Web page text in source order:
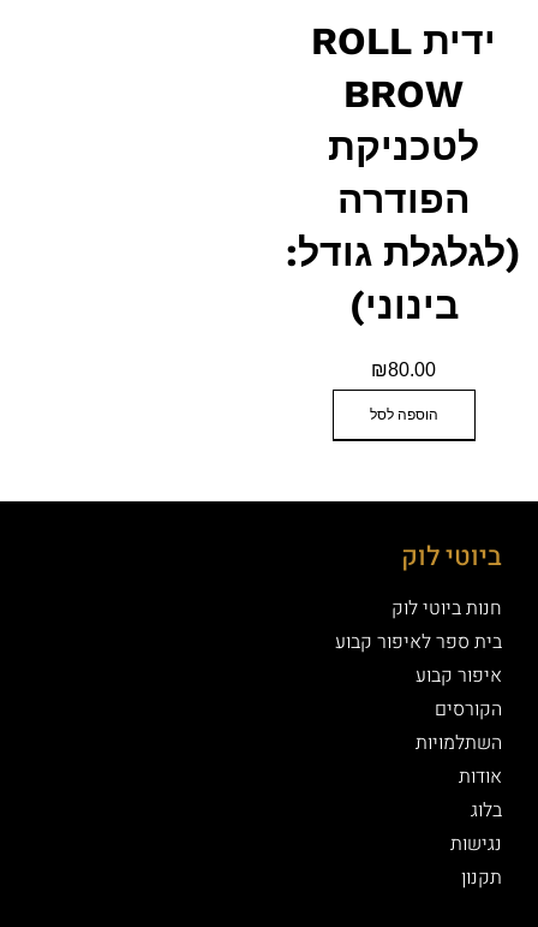
ידית ROLL
BROW
לטכניקת
הפודרה
(לגלגלת גודל:
בינוני)
₪80.00
הוספה לסל
ביוטי לוק
חנות ביוטי לוק
בית ספר לאיפור קבוע
איפור קבוע
הקורסים
השתלמויות
אודות
בלוג
נגישות
תקנון